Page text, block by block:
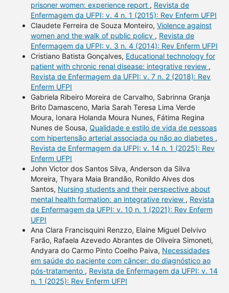
prisoner women: experience report , Revista de
Enfermagem da UFPI: v. 4 n. 1 (2015): Rev Enferm UFPI
Claudete Ferreira de Souza Monteiro, Violence against
women and the walk of public policy , Revista de
Enfermagem da UFPI: v. 3 n. 4 (2014): Rev Enferm UFPI
Cristiano Batista Gonçalves, Educational technology for
patient with chronic renal disease: integrative review ,
Revista de Enfermagem da UFPI: v. 7 n. 2 (2018): Rev
Enferm UFPI
Gabriela Ribeiro Moreira de Carvalho, Sabrinna Granja
Brito Damasceno, Maria Sarah Teresa Lima Verde
Moura, Ionara Holanda Moura Nunes, Fátima Regina
Nunes de Sousa, Qualidade e estilo de vida de pessoas
com hipertensão arterial associada ou não ao diabetes ,
Revista de Enfermagem da UFPI: v. 14 n. 1 (2025): Rev
Enferm UFPI
John Victor dos Santos Silva, Anderson da Silva
Moreira, Thyara Maia Brandão, Ronildo Alves dos
Santos, Nursing students and their perspective about
mental health formation: an integrative review , Revista
de Enfermagem da UFPI: v. 10 n. 1 (2021): Rev Enferm
UFPI
Ana Clara Francisquini Renzzo, Elaine Miguel Delvivo
Farão, Rafaela Azevedo Abrantes de Oliveira Simoneti,
Andyara do Carmo Pinto Coelho Paiva, Necessidades
em saúde do paciente com câncer: do diagnóstico ao
pós-tratamento , Revista de Enfermagem da UFPI: v. 14
n. 1 (2025): Rev Enferm UFPI